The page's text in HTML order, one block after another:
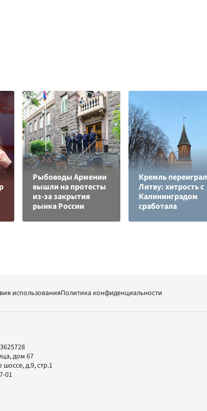
Рыбоводы Армении
вышли на протесты
из-за закрытия
рынка России
Кремль переиграл
Литву: хитрость с
Калининградом
сработала
использованияПолитика конфиденциальности
дом 67
д.9, стр.1
01